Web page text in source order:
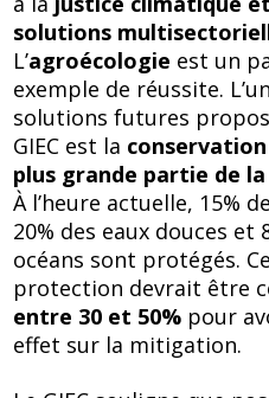
solutions
L’agroécologie est un
exemple de réussite.
solutions futures
GIEC est la conservation
plus grande partie de
À l’heure actuelle, 15%
20% des eaux douces et
océans sont protégés.
protection devrait être
entre 30 et 50% pour
effet sur la mitigation.